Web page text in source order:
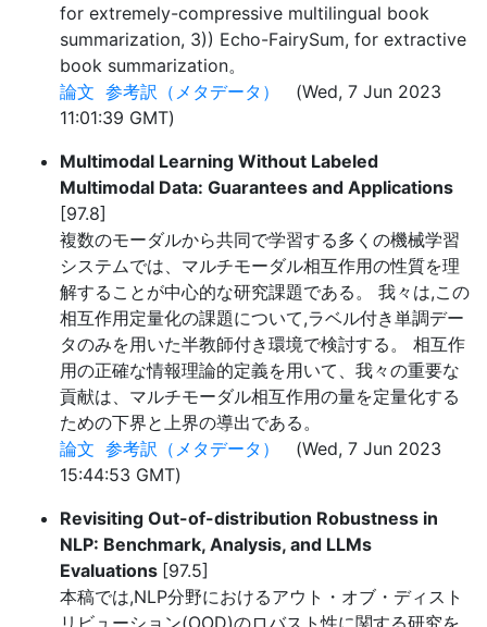
for extremely-compressive multilingual book
summarization, 3)) Echo-FairySum, for extractive
book summarization。
論文 参考訳（メタデータ）
(Wed, 7 Jun 2023
11:01:39 GMT)
Multimodal Learning Without Labeled
Multimodal Data: Guarantees and Applications
[97.8]
複数のモーダルから共同で学習する多くの機械学習
システムでは、マルチモーダル相互作用の性質を理
解することが中心的な研究課題である。 我々は,この
相互作用定量化の課題について,ラベル付き単調デー
タのみを用いた半教師付き環境で検討する。 相互作
用の正確な情報理論的定義を用いて、我々の重要な
貢献は、マルチモーダル相互作用の量を定量化する
ための下界と上界の導出である。
論文 参考訳（メタデータ）
(Wed, 7 Jun 2023
15:44:53 GMT)
Revisiting Out-of-distribution Robustness in
NLP: Benchmark, Analysis, and LLMs
Evaluations [97.5]
本稿では,NLP分野におけるアウト・オブ・ディスト
リビューション(OOD)のロバスト性に関する研究を